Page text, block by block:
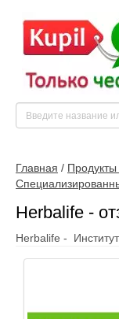
Главная / Продукты
Herbalife -
Herbalife -